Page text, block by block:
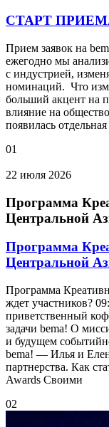
СТАРТ
Прием заявок на
ежегодно мы
с индустрией,
номинаций. Что
больший акцент на
влияние на
появилась отдельная
01
22 июля 2026
Программа
Центральной
Программа
Центральной
Программа
ждет участников?
приветственный
задачи bema! О
и будущем
bema! — Илья и
партнерства. Как
Awards Своими
02